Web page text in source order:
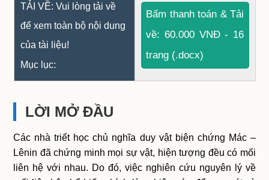
TẢI VỀ: Vui lòng tải về
để xem toàn bộ nội dung
của tài liệu!
Mục lục:
Bấm thanh toán & Tải
về: 60.000 VNĐ - 16
trang (.docx)
LỜI MỞ ĐẦU
Các nhà triết học chủ nghĩa duy vật biện chứng Mác –
Lênin đã chứng minh mọi sự vật, hiện tượng đều có mối
liên hệ với nhau. Do đó, việc nghiên cứu nguyên lý về